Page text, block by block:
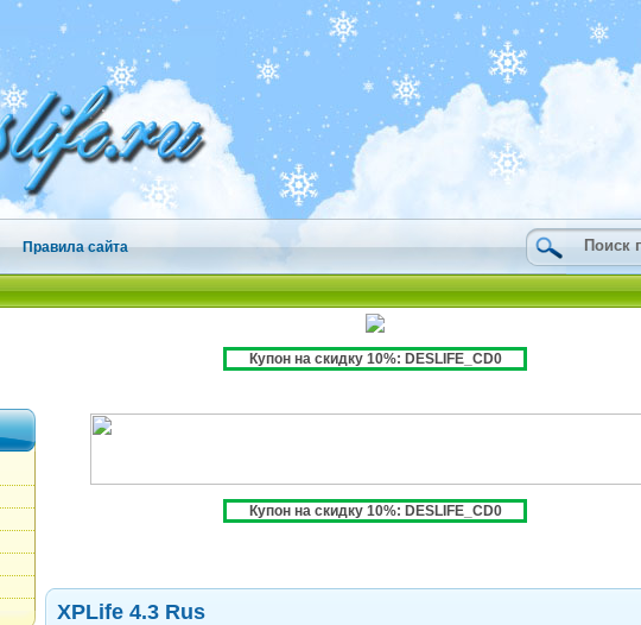
Правила сайта
Купон на скидку 10%: DESLIFE_CD0
Купон на скидку 10%: DESLIFE_CD0
XPLife 4.3 Rus